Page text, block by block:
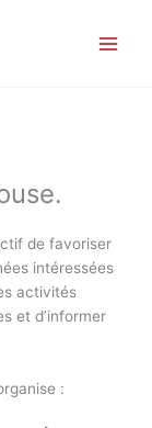
de favoriser
intéressées
activités
et d’informer
: